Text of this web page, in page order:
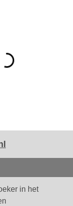
in het